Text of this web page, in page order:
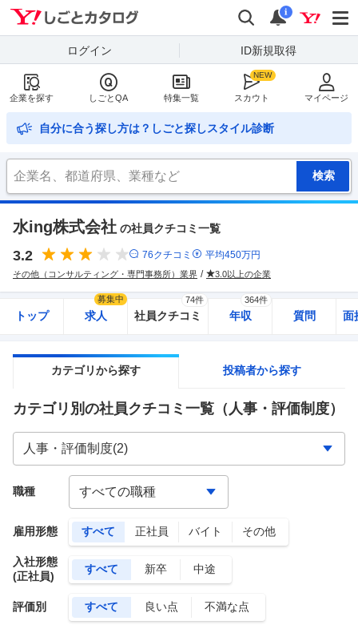
検索
通知
i
ログイン ID新規取得
企業を探す しごとQA 特集一覧 スカウト マイページ
自分に合う探し方は？しごと探しスタイル診断
水ing株式会社 の社員クチコミ一覧
3.2 76クチコミ 平均450万円
その他（コンサルティング・専門事務所）業界 3.0以上の企業
トップ 求人
募集中
社員クチコミ
74件
年収
364件
質問 面
カテゴリから探す 投稿者から探す
カテゴリ別の社員クチコミ一覧 （人事・評価制度）
雇用形態 すべて 正社員 バイト その他
入社形態
(正社員)
すべて 新卒 中途
評価別 すべて 良い点 不満な点
職種